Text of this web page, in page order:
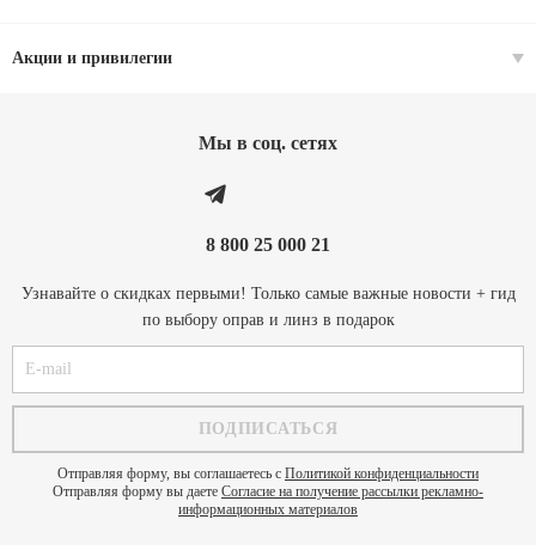
Акции и привилегии
Мы в соц. cетях
8 800 25 000 21
Узнавайте о скидках первыми! Только самые важные новости + гид
по выбору оправ и линз в подарок
Отправляя форму, вы соглашаетесь с Политикой конфиденциальности
Отправляя форму вы даете Согласие на получение рассылки рекламно-
информационных материалов